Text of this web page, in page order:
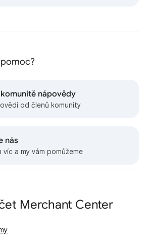
nápovědy
od členů komunity
nás
víc a my vám pomůžeme
Merchant Center